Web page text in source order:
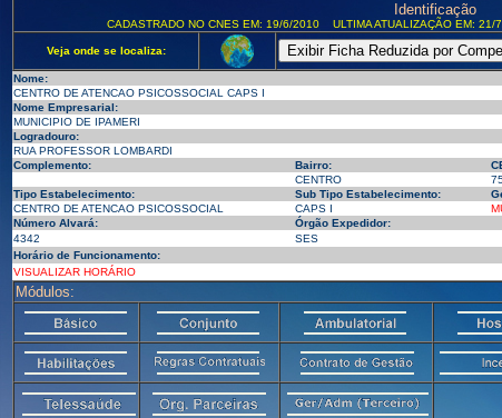
Identificação
CADASTRADO NO CNES EM: 19/6/2010 ULTIMA ATUALIZAÇÃO EM:
Veja onde se localiza:
Nome:
CENTRO DE ATENCAO PSICOSSOCIAL CAPS I
Nome Empresarial:
MUNICIPIO DE IPAMERI
Logradouro:
RUA PROFESSOR LOMBARDI
Complemento:
Bairro:
CENTRO
Tipo Estabelecimento:
Sub Tipo Estabelecimento:
CENTRO DE ATENCAO PSICOSSOCIAL
CAPS I
Número Alvará:
Órgão Expedidor:
4342
SES
Horário de Funcionamento:
VISUALIZAR HORÁRIO
Módulos: